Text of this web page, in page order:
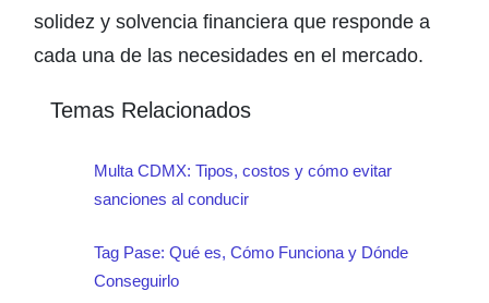
solidez y solvencia financiera que responde a
cada una de las necesidades en el mercado.
Temas Relacionados
Multa CDMX: Tipos, costos y cómo evitar
sanciones al conducir
Tag Pase: Qué es, Cómo Funciona y Dónde
Conseguirlo